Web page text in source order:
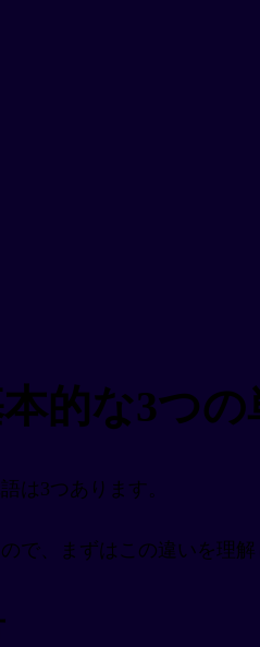
的な3つの
は3つあります。
で、まずはこの違いを理解